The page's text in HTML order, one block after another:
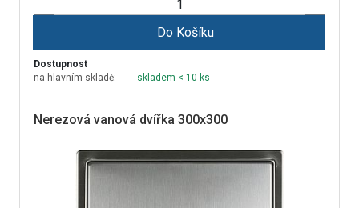
Do Košíku
Dostupnost
na hlavním skladě:
skladem < 10 ks
Nerezová vanová dvířka 300x300